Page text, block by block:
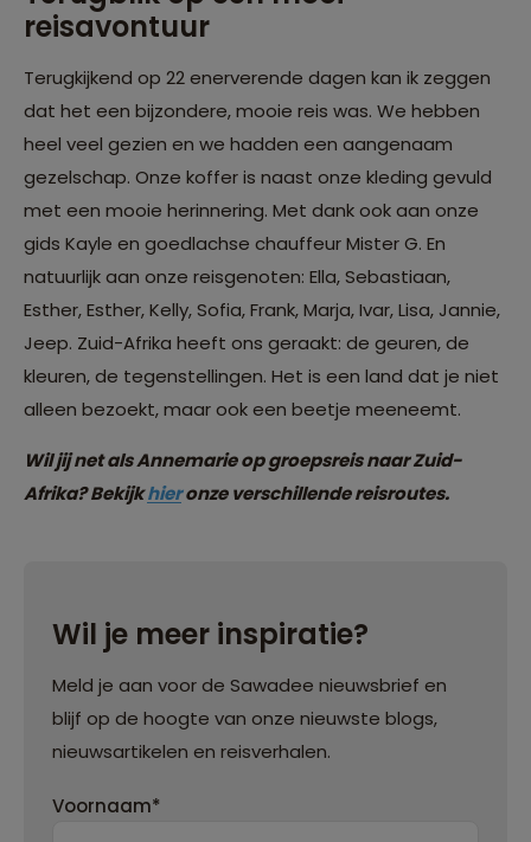
reisavontuur
Terugkijkend op 22 enerverende dagen kan ik zeggen
dat het een bijzondere, mooie reis was. We hebben
heel veel gezien en we hadden een aangenaam
gezelschap. Onze koffer is naast onze kleding gevuld
met een mooie herinnering. Met dank ook aan onze
gids Kayle en goedlachse chauffeur Mister G. En
natuurlijk aan onze reisgenoten: Ella, Sebastiaan,
Esther, Esther, Kelly, Sofia, Frank, Marja, Ivar, Lisa, Jannie,
Jeep. Zuid-Afrika heeft ons geraakt: de geuren, de
kleuren, de tegenstellingen. Het is een land dat je niet
alleen bezoekt, maar ook een beetje meeneemt.
Wil jij net als Annemarie op groepsreis naar Zuid-
Afrika? Bekijkhieronze verschillende reisroutes.
Wil je meer inspiratie?
Meld je aan voor de Sawadee nieuwsbrief en
blijf op de hoogte van onze nieuwste blogs,
nieuwsartikelen en reisverhalen.
Voornaam*